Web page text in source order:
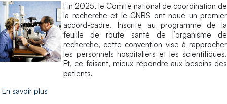
Fin 2025, le Comité national de coordination de
la recherche et le CNRS ont noué un premier
accord-cadre. Inscrite au programme de la
feuille de route santé de l’organisme de
recherche, cette convention vise à rapprocher
les personnels hospitaliers et les scientifiques.
Et, ce faisant, mieux répondre aux besoins des
patients.
En savoir plus